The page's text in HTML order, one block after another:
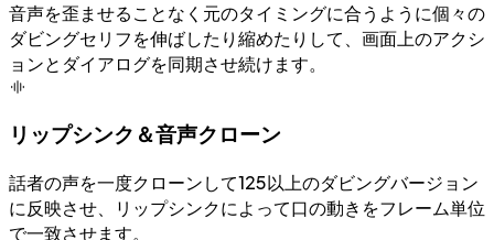
音声を歪ませることなく元のタイミングに合うように個々の
ダビングセリフを伸ばしたり縮めたりして、画面上のアクシ
ョンとダイアログを同期させ続けます。
リップシンク＆音声クローン
話者の声を一度クローンして125以上のダビングバージョン
に反映させ、リップシンクによって口の動きをフレーム単位
で一致させます。